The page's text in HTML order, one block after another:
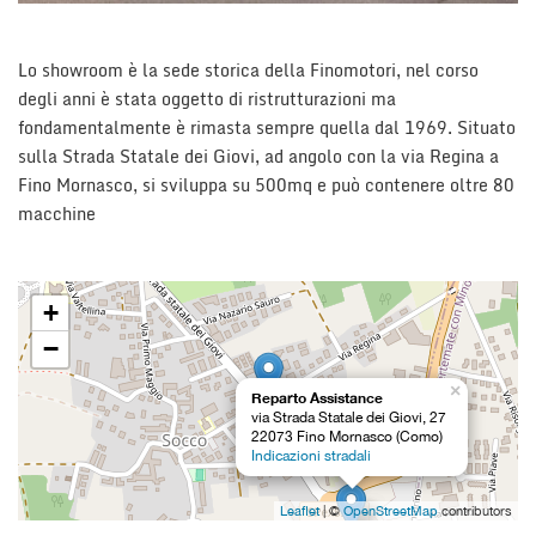
CONTATTACI
Lo showroom è la sede storica della Finomotori, nel corso
degli anni è stata oggetto di ristrutturazioni ma
fondamentalmente è rimasta sempre quella dal 1969. Situato
sulla Strada Statale dei Giovi, ad angolo con la via Regina a
Fino Mornasco, si sviluppa su 500mq e può contenere oltre 80
macchine
Reparto Assistance
via Strada Statale dei Giovi, 27
22073 Fino Mornasco (Como)
Indicazioni stradali
×
+
−
Leaflet| ©OpenStreetMapcontributors
tracciamento
per
offrire
le
funzionalità
e
svolgere
le
seguito
descritte.
Per
ottenere
maggiori
informazioni
sull'utilità
e
sul
funzionamento